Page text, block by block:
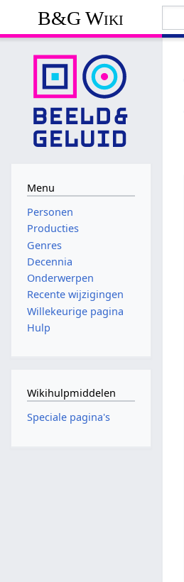
B&G Wiki
Menu
Personen
Producties
Genres
Decennia
Onderwerpen
Recente wijzigingen
Willekeurige pagina
Hulp
Wikihulpmiddelen
Speciale pagina's